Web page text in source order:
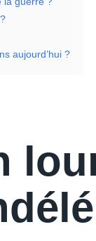
aujourd’hui ?